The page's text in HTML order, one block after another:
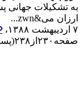
به تشکیلات جهانی
ارزان می&zwn...
۷ اردیبهشت ۱۳۸۸،‏ ۶:۵۰
صفحه ۲۳۰ از ۲۳۸(پست ۱٬۳۷۵